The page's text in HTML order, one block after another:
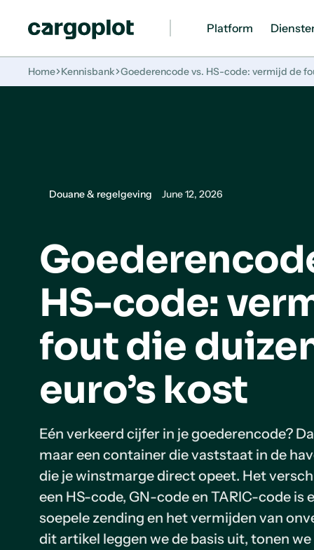
Platform
Home Kennisbank Goederencode vs. HS-code: vermijd de
Douane & regelgeving June 12, 2026
HS-code:
fout die
euro’s kost
Eén verkeerd cijfer in je goederencode?
maar een container die vaststaat in de
die je winstmarge direct opeet. Het
een HS-code, GN-code en TARIC-code is
soepele zending en het vermijden van
dit artikel leggen we de basis uit, tonen we